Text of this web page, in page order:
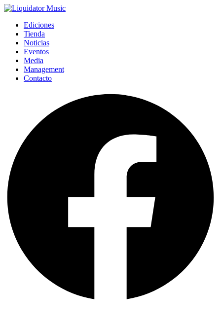
Ediciones
Tienda
Noticias
Eventos
Media
Management
Contacto